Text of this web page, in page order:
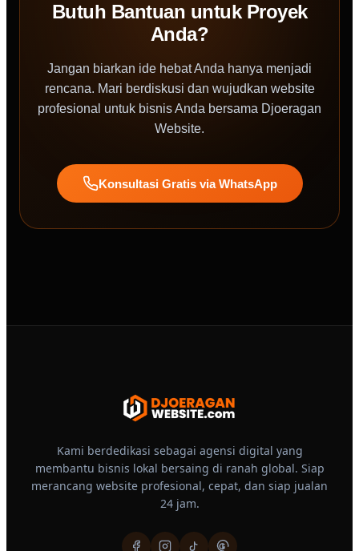
Butuh Bantuan untuk Proyek
Anda?
Jangan biarkan ide hebat Anda hanya menjadi
rencana. Mari berdiskusi dan wujudkan website
profesional untuk bisnis Anda bersama Djoeragan
Website.
Konsultasi Gratis via WhatsApp
Kami berdedikasi sebagai agensi digital yang
membantu bisnis lokal bersaing di ranah global. Siap
merancang website profesional, cepat, dan siap jualan
24 jam.